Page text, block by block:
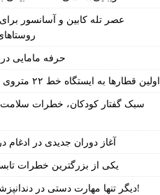
عصر تله کابین و آسانسور
حرفه مامایی
اولین قطارها به ایستگاه خط ۲۲ متروی شانگهای رسیدند
سبک گفتار کودکان، خطرات سلامت
آغاز دوران جدیدی در ادغام
یکی از بزرگترین خطرات
دیگر تنها مهارت دستی در دندانپزشکی کافی نیست!